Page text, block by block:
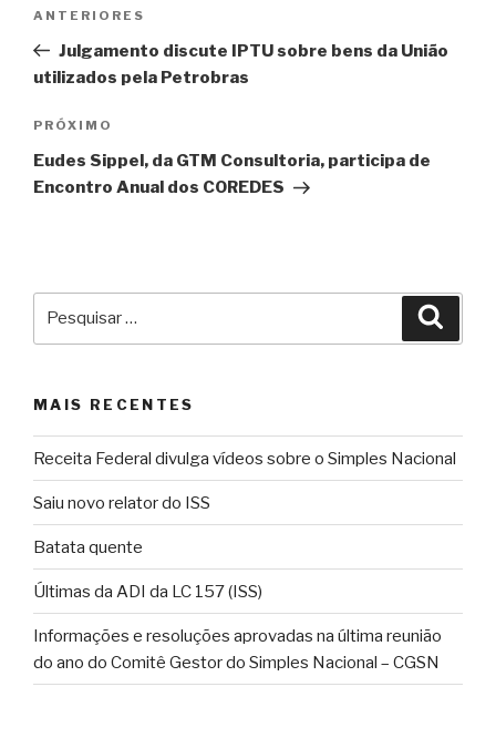
Post
Post
anterior
ANTERIORES
Julgamento discute IPTU sobre bens da União
utilizados pela Petrobras
Próximo
post
PRÓXIMO
Eudes Sippel, da GTM Consultoria, participa de
Encontro Anual dos COREDES
MAIS RECENTES
Receita Federal divulga vídeos sobre o Simples Nacional
Saiu novo relator do ISS
Batata quente
Últimas da ADI da LC 157 (ISS)
Informações e resoluções aprovadas na última reunião
do ano do Comitê Gestor do Simples Nacional – CGSN